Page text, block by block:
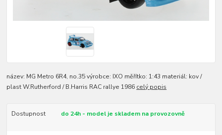
název: MG Metro 6R4, no.35 výrobce: IXO měřítko: 1:43 materiál: kov /
plast W.Rutherford / B.Harris RAC rallye 1986 celý popis
Dostupnost do 24h - model je skladem na provozovně